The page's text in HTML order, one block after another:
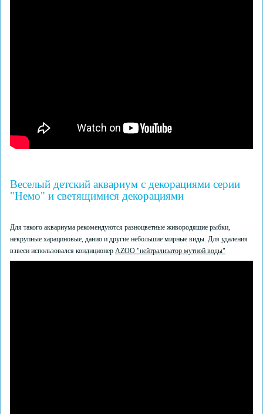
Веселый детский аквариум с декорациями серии
"Немо" и светящимися декорациями
Для такого аквариума рекомендуются разноцветные живородящие рыбки,
некрупные харациновые, данио и другие небольшие мирные виды. Для удаления
взвеси использовался кондиционер AZOO "нейтрализатор мутной воды"